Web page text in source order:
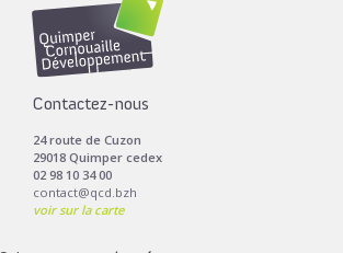
Contactez-nous
24 route de Cuzon
29018 Quimper cedex
02 98 10 34 00
contact@qcd.bzh
voir sur la carte